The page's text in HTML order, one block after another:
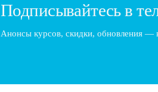
Подписывайтесь в
Анонсы курсов, скидки, обновления —